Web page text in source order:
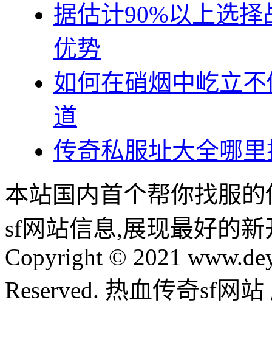
据估计90%以上选
优势
如何在硝烟中屹立
道
传奇私服址大全哪
本站国内首个帮你找服
sf网站信息,展现最好的
Copyright © 2021
Reserved. 热血传奇sf网